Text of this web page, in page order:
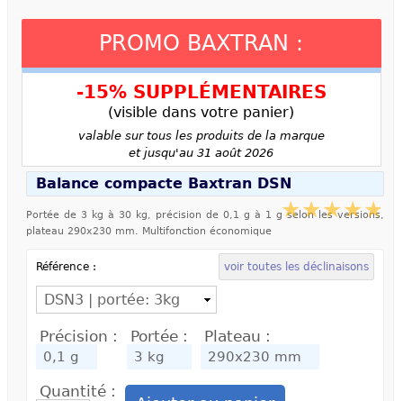
PROMO BAXTRAN :
-15% SUPPLÉMENTAIRES
(visible dans votre panier)
valable sur tous les produits de la marque
et jusqu'au 31 août 2026
Balance compacte Baxtran DSN
Portée de 3 kg à 30 kg, précision de 0,1 g à 1 g selon les versions,
plateau 290x230 mm. Multifonction économique
Référence : voir toutes les déclinaisons
Précision : Portée : Plateau :
Quantité :